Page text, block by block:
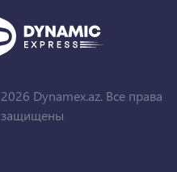
2026 Dynamex.az. Все права
защищены